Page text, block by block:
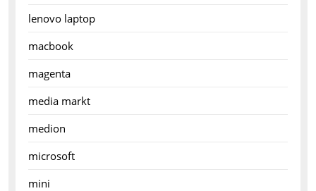
lenovo laptop
macbook
magenta
media markt
medion
microsoft
mini